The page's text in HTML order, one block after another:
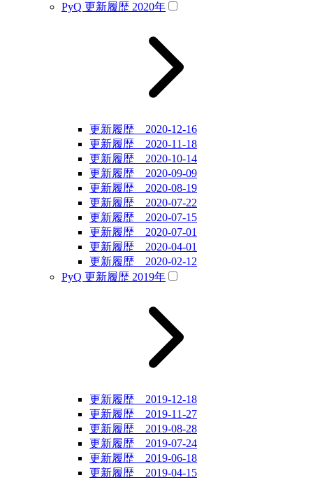
PyQ 更新履歴 2020年
更新履歴 2020-12-16
更新履歴 2020-11-18
更新履歴 2020-10-14
更新履歴 2020-09-09
更新履歴 2020-08-19
更新履歴 2020-07-22
更新履歴 2020-07-15
更新履歴 2020-07-01
更新履歴 2020-04-01
更新履歴 2020-02-12
PyQ 更新履歴 2019年
更新履歴 2019-12-18
更新履歴 2019-11-27
更新履歴 2019-08-28
更新履歴 2019-07-24
更新履歴 2019-06-18
更新履歴 2019-04-15